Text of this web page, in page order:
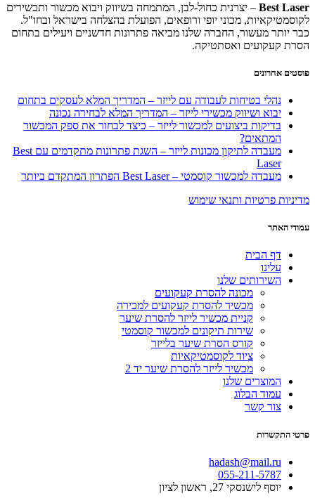
Best Laser – יצרנית כחול-לבן, המתמחה בשיווק ויבוא מכשור ותכשירים
לקוסמטיקאיות, מכוני יופי ורופאים, הפועלת בהצלחה בישראל ובחו"ל.
כבר יותר מעשור, החברה שלנו מביאה פתרונות חדשניים ויעילים בתחום
הסרת קעקועים ואסתטיקה.
פוסטים אחרונים
נהלי בטיחות לעבודה עם לייזר – המדריך המלא לעסקים בתחום
יבוא ושיווק מכשירי לייזר – המדריך המלא לבחירה נכונה
בדיקות ביצועים למכשור לייזר – כיצד לבחור את ספק המכשור
המתאים?
מעבדה לתיקון מכונות לייזר – השגת פתרונות מתקדמים עם Best
Laser
מעבדה למכשור קוסמטי – Best Laser הפתרון המתקדם ביותר
מדיניות פרטיות ותנאי שימוש
עמודי האתר
דף הבית
עלינו
השירותים שלנו
מכונה להסרת קעקועים
מכשיר להסרת קעקועים למכירה
קניית מכשיר לייזר להסרת שיער
שירות תיקונים למכשור קוסמטי
קורס הסרת שיער בלייזר
ציוד לקוסמטיקאיות
מכשיר לייזר להסרת שיער יד 2
המוצרים שלנו
עמוד הבלוג
צור קשר
פרטי התקשרות
hadash@mail.ru
055-211-5787
יוסף לישנסקי 27, ראשון לציון